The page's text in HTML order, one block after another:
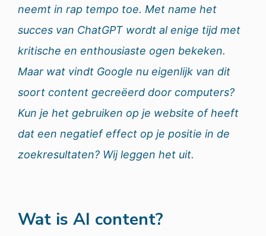
neemt in rap tempo toe. Met name het
succes van ChatGPT wordt al enige tijd met
kritische en enthousiaste ogen bekeken.
Maar wat vindt Google nu eigenlijk van dit
soort content gecreëerd door computers?
Kun je het gebruiken op je website of heeft
dat een negatief effect op je positie in de
zoekresultaten? Wij leggen het uit.
Wat is AI content?